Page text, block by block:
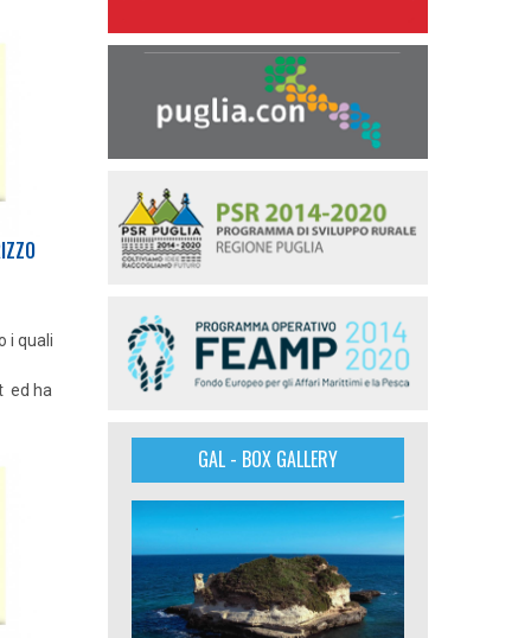
i quali
ed ha
GAL - BOX GALLERY